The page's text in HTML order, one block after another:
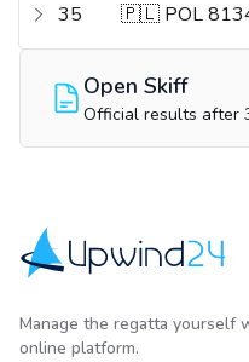
35 🇵🇱 POL
Open Skiff
Official results after
Manage the regatta yourself
online platform.